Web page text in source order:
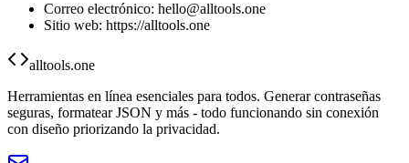
Correo electrónico: hello@alltools.one
Sitio web: https://alltools.one
alltools.one
Herramientas en línea esenciales para todos. Generar contraseñas
seguras, formatear JSON y más - todo funcionando sin conexión
con diseño priorizando la privacidad.